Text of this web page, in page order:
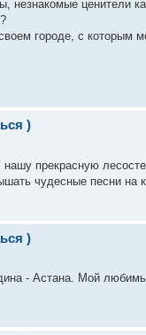
ценители
городе, с которым
)
прекрасную
чудесные песни на
)
- Астана. Мой